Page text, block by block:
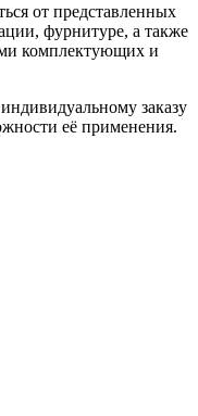
от представленных
фурнитуре, а также
комплектующих и
заказу
её применения.